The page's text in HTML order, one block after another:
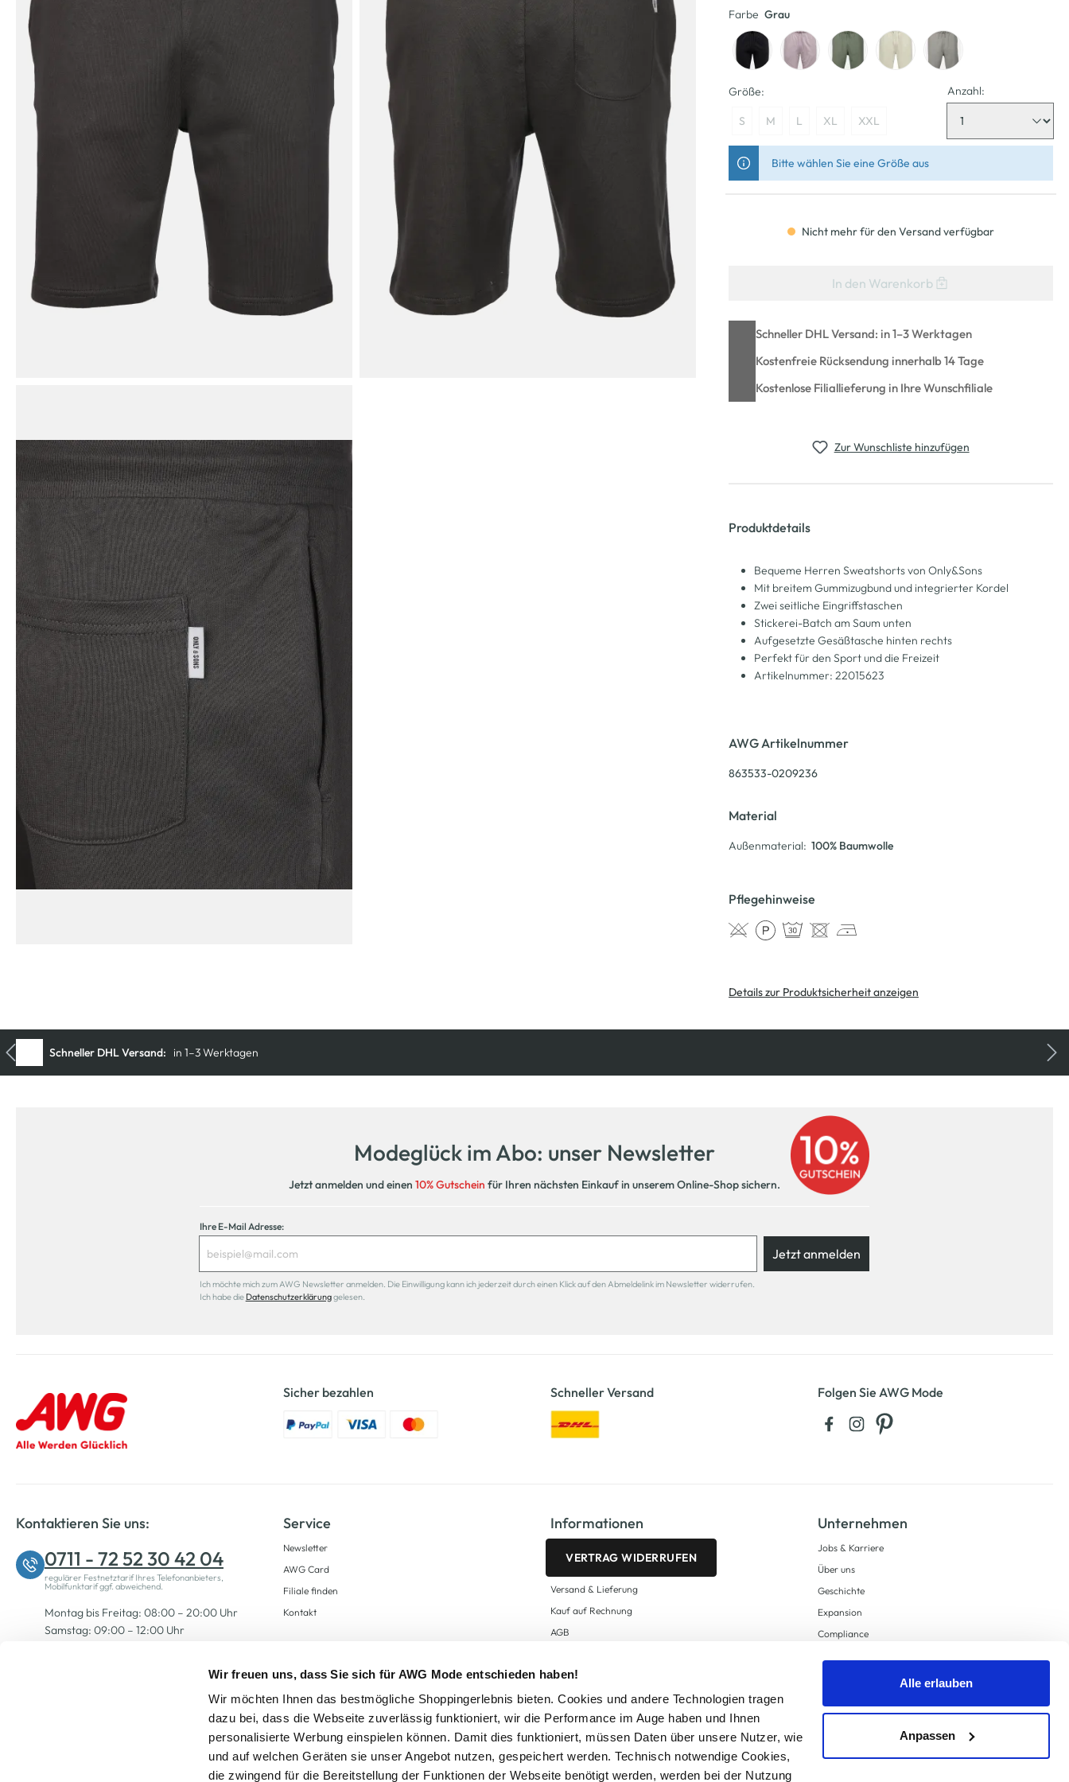
Wir freuen uns, dass Sie sich für AWG Mode entschieden haben!
Wir möchten Ihnen das bestmögliche Shoppingerlebnis bieten. Cookies und andere Technologien tragen
dazu bei, dass die Webseite zuverlässig funktioniert, wir die Performance im Auge haben und Ihnen
personalisierte Werbung einspielen können. Damit dies funktioniert, müssen Daten über unsere Nutzer, wie
und auf welchen Geräten sie unser Angebot nutzen, gespeichert werden. Technisch notwendige Cookies,
die zwingend für die Bereitstellung der Funktionen der Webseite benötigt werden, werden bei der Nutzung
Alle erlauben
Anpassen
Farbe Grau
Größe:
S M L XL XXL
Anzahl:
Bitte wählen Sie eine Größe aus
Nicht mehr für den Versand verfügbar
In den Warenkorb
Schneller DHL Versand: in 1–3 Werktagen
Kostenfreie Rücksendung innerhalb 14 Tage
Kostenlose Filiallieferung in Ihre Wunschfiliale
Zur Wunschliste hinzufügen
Produktdetails
Bequeme Herren Sweatshorts von Only&Sons
Mit breitem Gummizugbund und integrierter Kordel
Zwei seitliche Eingriffstaschen
Stickerei-Batch am Saum unten
Aufgesetzte Gesäßtasche hinten rechts
Perfekt für den Sport und die Freizeit
Artikelnummer: 22015623
AWG Artikelnummer
863533-0209236
Material
Außenmaterial: 100% Baumwolle
Pflegehinweise
Details zur Produktsicherheit anzeigen
Modeglück im Abo: unser Newsletter
Jetzt anmelden und einen 10% Gutschein für Ihren nächsten Einkauf in unserem Online-Shop sichern.
Ihre E-Mail Adresse:
Jetzt anmelden
Ich möchte mich zum AWG Newsletter anmelden. Die Einwilligung kann ich jederzeit durch einen Klick auf den Abmeldelink im Newsletter widerrufen.
Ich habe die Datenschutzerklärunggelesen.
Sicher bezahlen Schneller Versand Folgen Sie AWG Mode
Kontaktieren Sie uns:
0711 - 72 52 30 42 04
regulärer Festnetztarif Ihres Telefonanbieters,
Mobilfunktarif ggf. abweichend.
Montag bis Freitag: 08:00 – 20:00 Uhr
Samstag: 09:00 – 12:00 Uhr
Service
Newsletter
AWG Card
Filiale finden
Kontakt
Informationen
VERTRAG WIDERRUFEN
Versand & Lieferung
Kauf auf Rechnung
AGB
Zahlungsarten
Datenschutz
AWG CARD Teilnahmebedingungen
Unternehmen
Jobs & Karriere
Über uns
Geschichte
Expansion
Compliance
Supply Chain Due Diligence